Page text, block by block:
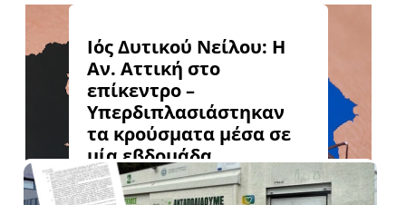
Ιός Δυτικού Νείλου: Η
Αν. Αττική στο
επίκεντρο –
Υπερδιπλασιάστηκαν
τα κρούσματα μέσα σε
μία εβδομάδα
Στην πλέον επιβαρυμένη